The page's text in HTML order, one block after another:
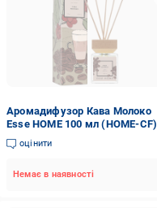
Аромадифузор Кава Молоко
Esse HOME 100 мл (HOME-CF)
оцінити
Немає в наявності